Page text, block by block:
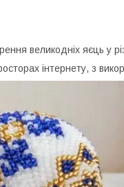
великодніх яєць у
інтернету, з